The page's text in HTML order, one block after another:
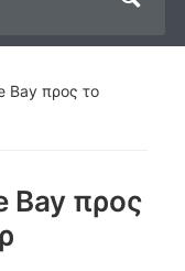
Bay προς το
Bay προς